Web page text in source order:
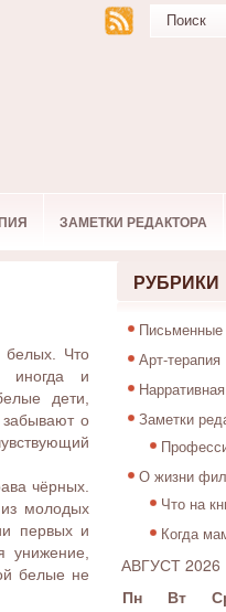
ЗАМЕТКИ РЕДАКТОРА
белых. Что
иногда и
дети,
о
чёрных.
молодых
первых и
белые не
РУБРИКИ
Письменные
Арт-терапия
Заметки
О жизни
Что на
Когда
АВГУСТ 2026
Пн
Вт